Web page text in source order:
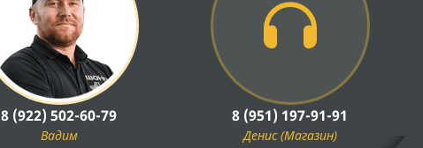
8 (922) 502-60-79
Вадим
8 (951) 197-91-91
Денис (Магазин)